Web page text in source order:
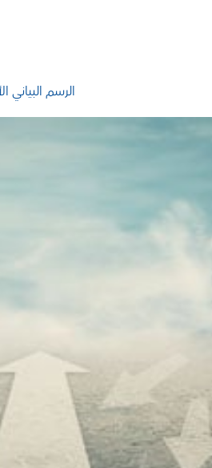
الرسم البياني